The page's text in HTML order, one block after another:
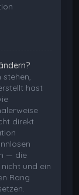
stehen,
hast
direkt
— die
und ein
Rang